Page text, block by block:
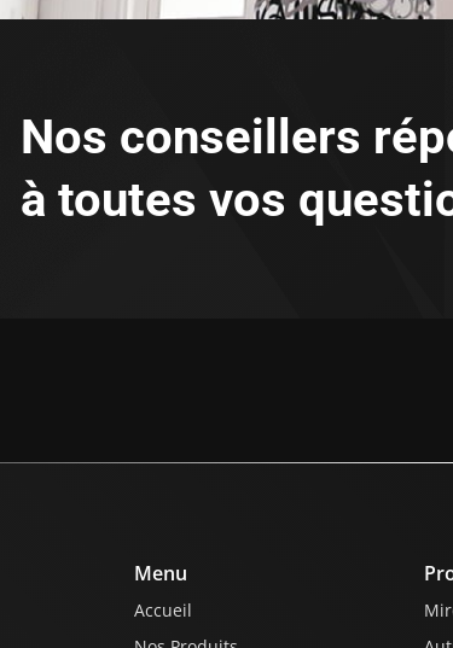
Nos conseillers
à toutes vos
Menu
Accueil